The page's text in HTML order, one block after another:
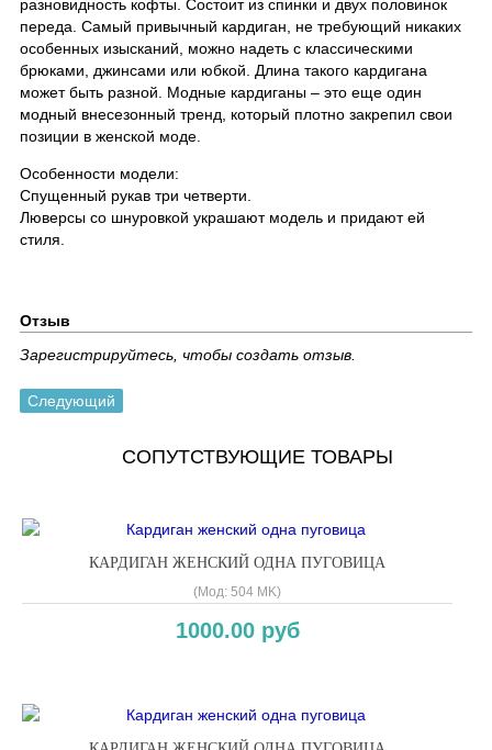
разновидность кофты. Состоит из спинки и двух половинок
переда. Самый привычный кардиган, не требующий никаких
особенных изысканий, можно надеть с классическими
брюками, джинсами или юбкой. Длина такого кардигана
может быть разной. Модные кардиганы – это еще один
модный внесезонный тренд, который плотно закрепил свои
позиции в женской моде.
Особенности модели:
Спущенный рукав три четверти.
Люверсы со шнуровкой украшают модель и придают ей
стиля.
Отзыв
Зарегистрируйтесь, чтобы создать отзыв.
Следующий
СОПУТСТВУЮЩИЕ ТОВАРЫ
КАРДИГАН ЖЕНСКИЙ ОДНА ПУГОВИЦА
(Мод: 504 MK)
1000.00 руб